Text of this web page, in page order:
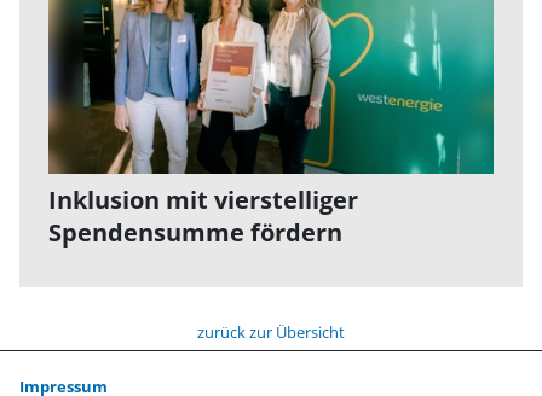
Inklusion mit vierstelliger
Spendensumme fördern
zurück zur Übersicht
Impressum